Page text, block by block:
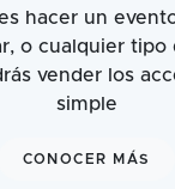
hacer un
o cualquier tipo
vender los
simple
CONOCER MÁS